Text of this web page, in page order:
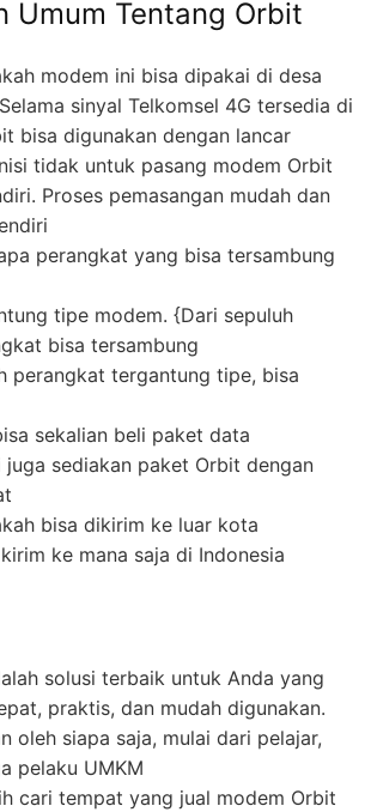
Umum Tentang Orbit
modem ini bisa dipakai di desa
sinyal Telkomsel 4G tersedia di
bisa digunakan dengan lancar
tidak untuk pasang modem Orbit
Proses pemasangan mudah dan
perangkat yang bisa tersambung
tipe modem. {Dari sepuluh
bisa tersambung
perangkat tergantung tipe, bisa
sekalian beli paket data
juga sediakan paket Orbit dengan
bisa dikirim ke luar kota
ke mana saja di Indonesia
solusi terbaik untuk Anda yang
praktis, dan mudah digunakan.
oleh siapa saja, mulai dari pelajar,
pelaku UMKM
cari tempat yang jual modem Orbit